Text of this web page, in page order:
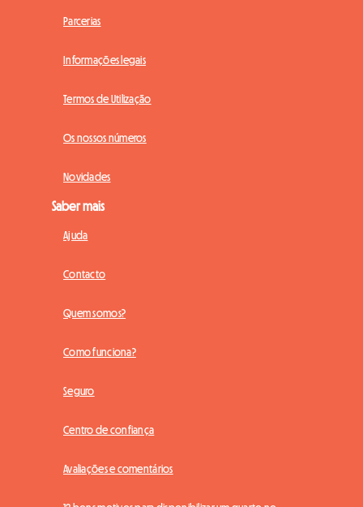
Parcerias
Informações legais
Termos de Utilização
Os nossos números
Novidades
Saber mais
Ajuda
Contacto
Quem somos?
Como funciona?
Seguro
Centro de confiança
Avaliações e comentários